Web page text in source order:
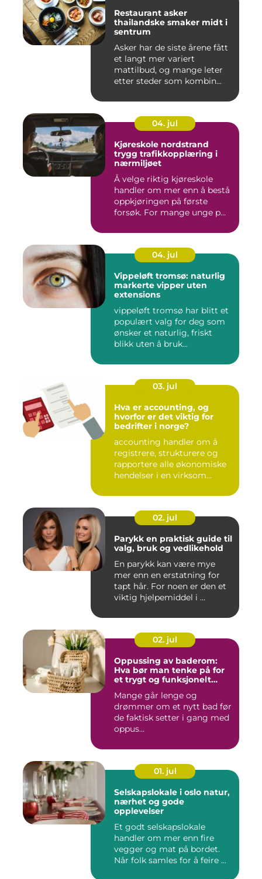
Restaurant asker
thailandske smaker midt i
sentrum
Asker har de siste årene fått
et langt mer variert
mattilbud, og mange leter
etter steder som kombin...
04. jul
Kjøreskole nordstrand
trygg trafikkopplæring i
nærmiljøet
Å velge riktig kjøreskole
handler om mer enn å bestå
oppkjøringen på første
forsøk. For mange unge p...
04. jul
Vippeløft tromsø: naturlig
markerte vipper uten
extensions
vippeløft tromsø har blitt et
populært valg for deg som
ønsker et naturlig, friskt
blikk uten å bruk...
03. jul
Hva er accounting, og
hvorfor er det viktig for
bedrifter i norge?
accounting handler om å
registrere, strukturere og
rapportere alle økonomiske
hendelser i en virksom...
02. jul
Parykk en praktisk guide til
valg, bruk og vedlikehold
En parykk kan være mye
mer enn en erstatning for
tapt hår. For noen er den et
viktig hjelpemiddel i ...
02. jul
Oppussing av baderom:
Hva bør man tenke på for
et trygt og funksjonelt
Mange går lenge og
drømmer om et nytt bad før
de faktisk setter i gang med
oppus...
01. jul
Selskapslokale i oslo natur,
nærhet og gode
opplevelser
Et godt selskapslokale
handler om mer enn fire
vegger og mat på bordet.
Når folk samles for å feire ...